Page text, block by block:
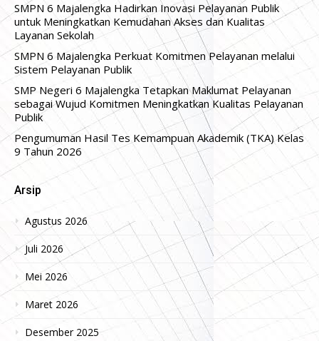
SMPN 6 Majalengka Hadirkan Inovasi Pelayanan Publik
untuk Meningkatkan Kemudahan Akses dan Kualitas
Layanan Sekolah
SMPN 6 Majalengka Perkuat Komitmen Pelayanan melalui
Sistem Pelayanan Publik
SMP Negeri 6 Majalengka Tetapkan Maklumat Pelayanan
sebagai Wujud Komitmen Meningkatkan Kualitas Pelayanan
Publik
Pengumuman Hasil Tes Kemampuan Akademik (TKA) Kelas
9 Tahun 2026
Arsip
Agustus 2026
Juli 2026
Mei 2026
Maret 2026
Desember 2025